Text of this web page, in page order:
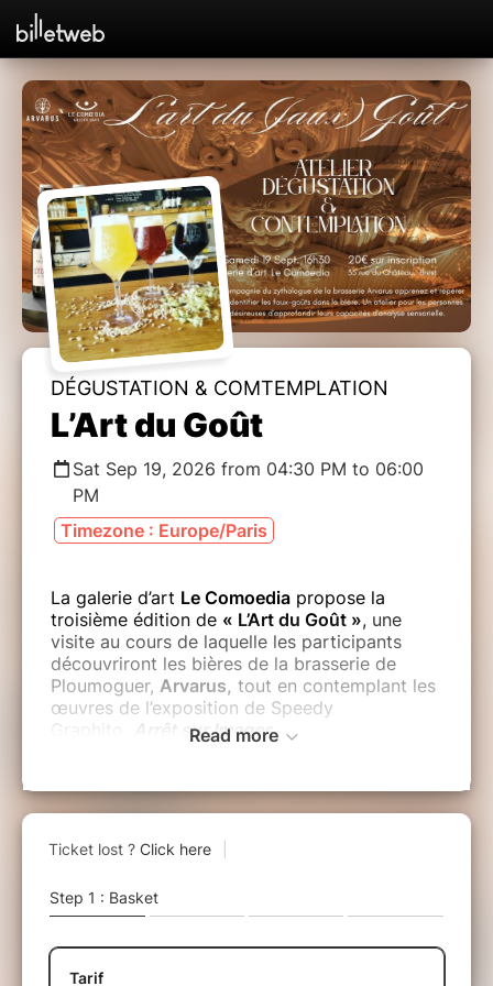
DÉGUSTATION & COMTEMPLATION
L’Art du Goût
Sat Sep 19, 2026 from 04:30 PM to 06:00
PM
Timezone : Europe/Paris
La galerie d’art Le Comoedia propose la
troisième édition de « L’Art du Goût », une
visite au cours de laquelle les participants
découvriront les bières de la brasserie de
Ploumoguer, Arvarus, tout en contemplant les
œuvres de l’exposition de Speedy
Arrêt sur Images.
à l’art !
Arvarus apprenez et repérer et à identifier les
personnes désireuses d'approfondir leurs
capacités d'analyse sensorielle.
Samedi 19 septembre, 16h30 à 18h.
Read more